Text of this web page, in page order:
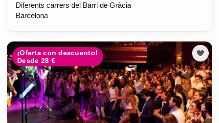
Diferents carrers del Barri de Gràcia
Barcelona
¡Oferta con descuento!
Desde 28 €